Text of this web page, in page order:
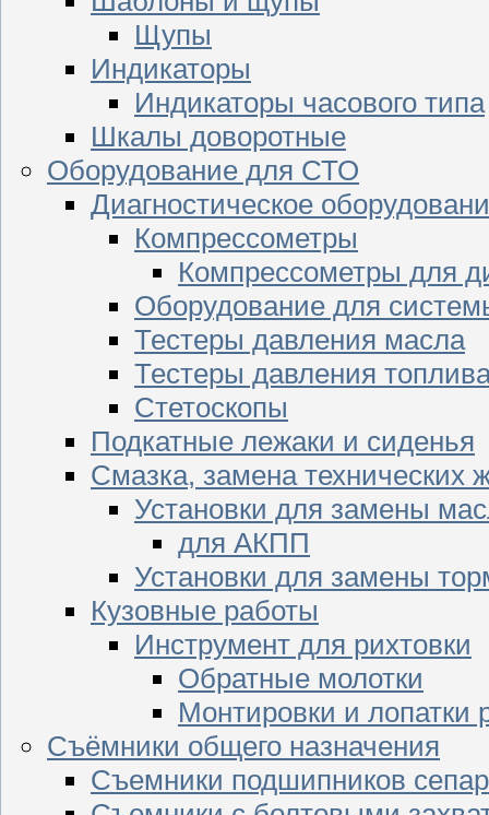
Щупы
Индикаторы
Индикаторы часового типа
Шкалы доворотные
Оборудование для СТО
Диагностическое
Компрессометры
Компрессометры для
Оборудование для
Тестеры давления масла
Тестеры давления
Стетоскопы
Подкатные лежаки и сиденья
Смазка, замена технических
Установки для замены
для АКПП
Установки для замены
Кузовные работы
Инструмент для рихтовки
Обратные молотки
Монтировки и лопатки
Съёмники общего назначения
Съемники подшипников